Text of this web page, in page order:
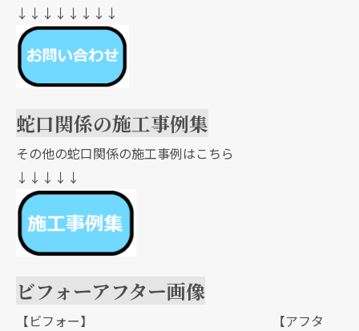
↓↓↓↓↓↓↓↓
蛇口関係の施工事例集
その他の蛇口関係の施工事例はこちら
↓↓↓↓↓
ビフォーアフター画像
【ビフォー】 【アフタ